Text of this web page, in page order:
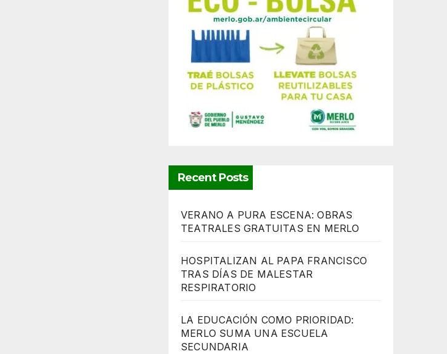
Recent Posts
VERANO A PURA ESCENA: OBRAS
TEATRALES GRATUITAS EN MERLO
HOSPITALIZAN AL PAPA FRANCISCO
TRAS DÍAS DE MALESTAR
RESPIRATORIO
LA EDUCACIÓN COMO PRIORIDAD:
MERLO SUMA UNA ESCUELA
SECUNDARIA